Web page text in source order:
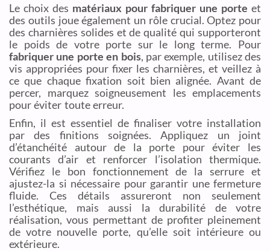
Le choix des matériaux pour fabriquer une porte et
des outils joue également un rôle crucial. Optez pour
des charnières solides et de qualité qui supporteront
le poids de votre porte sur le long terme. Pour
fabriquer une porte en bois, par exemple, utilisez des
vis appropriées pour fixer les charnières, et veillez à
ce que chaque fixation soit bien alignée. Avant de
percer, marquez soigneusement les emplacements
pour éviter toute erreur.
Enfin, il est essentiel de finaliser votre installation
par des finitions soignées. Appliquez un joint
d’étanchéité autour de la porte pour éviter les
courants d’air et renforcer l’isolation thermique.
Vérifiez le bon fonctionnement de la serrure et
ajustez-la si nécessaire pour garantir une fermeture
fluide. Ces détails assureront non seulement
l’esthétique, mais aussi la durabilité de votre
réalisation, vous permettant de profiter pleinement
de votre nouvelle porte, qu’elle soit intérieure ou
extérieure.